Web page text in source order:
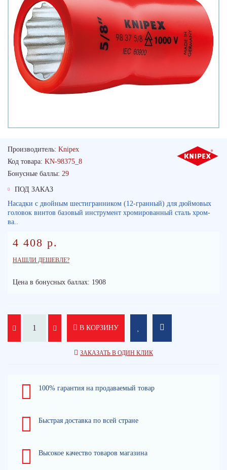
Производитель: Knipex
Код товара: KN-98375_8
Бонусные баллы: 29
ПОД ЗАКАЗ
Насадки с двойным шестигранником (12-гранный) для дюймовых
головок винтов базовый инструмент хромированный сталь хром-
ва..
4 408 р.
НАШЛИ ДЕШЕВЛЕ?
Цена в бонусных баллах: 1908
В КОРЗИНУ
ЗАКАЗАТЬ В ОДИН КЛИК
100% гарантия на продаваемый товар
Быстрая доставка по всей стране
Высокое качество товаров магазина